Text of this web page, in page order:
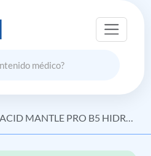
ACID MANTLE PRO B5 HIDRATANTE FACIAL DÍA